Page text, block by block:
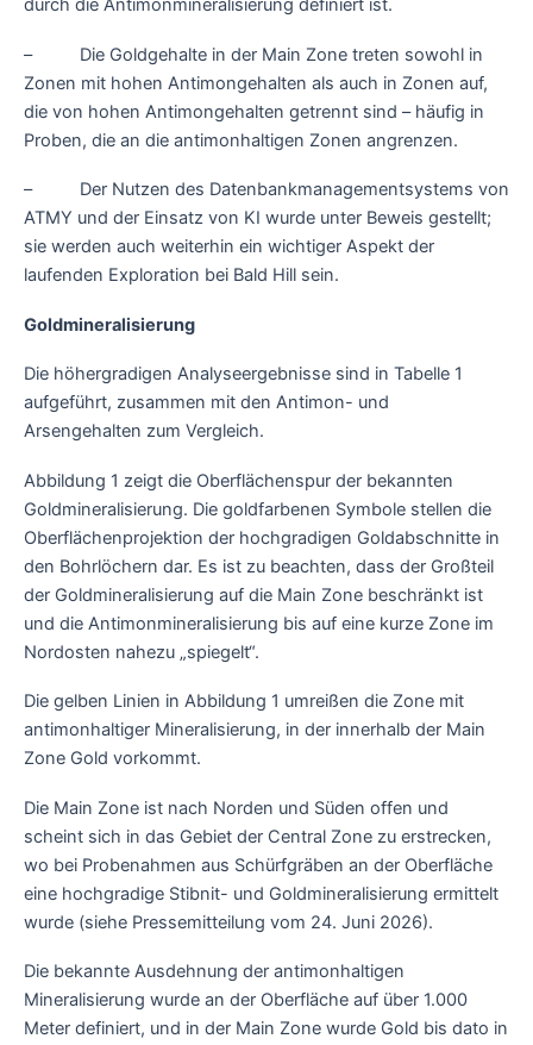
durch die Antimonmineralisierung definiert ist.
– Die Goldgehalte in der Main Zone treten sowohl in
Zonen mit hohen Antimongehalten als auch in Zonen auf,
die von hohen Antimongehalten getrennt sind – häufig in
Proben, die an die antimonhaltigen Zonen angrenzen.
– Der Nutzen des Datenbankmanagementsystems von
ATMY und der Einsatz von KI wurde unter Beweis gestellt;
sie werden auch weiterhin ein wichtiger Aspekt der
laufenden Exploration bei Bald Hill sein.
Goldmineralisierung
Die höhergradigen Analyseergebnisse sind in Tabelle 1
aufgeführt, zusammen mit den Antimon- und
Arsengehalten zum Vergleich.
Abbildung 1 zeigt die Oberflächenspur der bekannten
Goldmineralisierung. Die goldfarbenen Symbole stellen die
Oberflächenprojektion der hochgradigen Goldabschnitte in
den Bohrlöchern dar. Es ist zu beachten, dass der Großteil
der Goldmineralisierung auf die Main Zone beschränkt ist
und die Antimonmineralisierung bis auf eine kurze Zone im
Nordosten nahezu „spiegelt“.
Die gelben Linien in Abbildung 1 umreißen die Zone mit
antimonhaltiger Mineralisierung, in der innerhalb der Main
Zone Gold vorkommt.
Die Main Zone ist nach Norden und Süden offen und
scheint sich in das Gebiet der Central Zone zu erstrecken,
wo bei Probenahmen aus Schürfgräben an der Oberfläche
eine hochgradige Stibnit- und Goldmineralisierung ermittelt
wurde (siehe Pressemitteilung vom 24. Juni 2026).
Die bekannte Ausdehnung der antimonhaltigen
Mineralisierung wurde an der Oberfläche auf über 1.000
Meter definiert, und in der Main Zone wurde Gold bis dato in